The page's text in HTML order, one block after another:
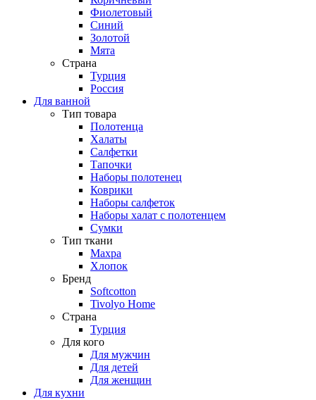
Фиолетовый
Синий
Золотой
Мята
Страна
Турция
Россия
Для ванной
Тип товара
Полотенца
Халаты
Салфетки
Тапочки
Наборы полотенец
Коврики
Наборы салфеток
Наборы халат с полотенцем
Сумки
Тип ткани
Махра
Хлопок
Бренд
Softcotton
Tivolyo Home
Страна
Турция
Для кого
Для мужчин
Для детей
Для женщин
Для кухни